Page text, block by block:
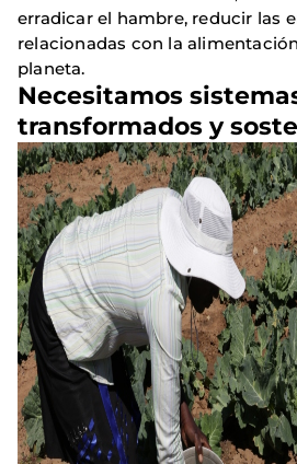
erradicar el hambre, reducir las
relacionadas con la
planeta.
Necesitamos
transformados y